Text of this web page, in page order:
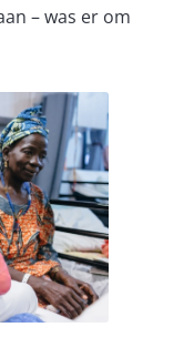
– was er om